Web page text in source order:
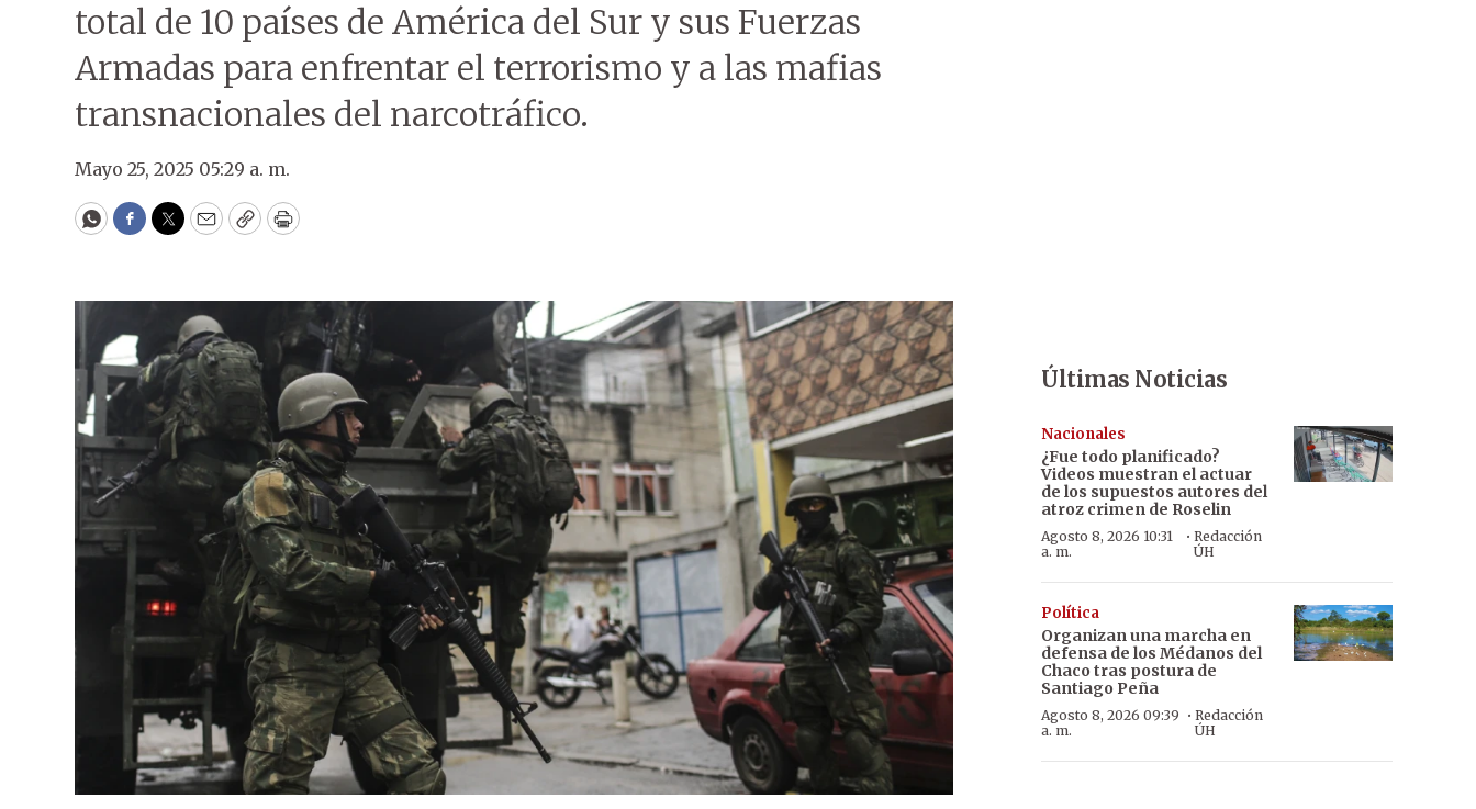
total de 10 países de América del Sur y sus Fuerzas
Armadas para enfrentar el terrorismo y a las mafias
transnacionales del narcotráfico.
Mayo 25, 2025 05:29 a. m.
WhatsApp
Facebook
Twitter
EmailCopyPrint
Últimas Noticias
Nacionales
¿Fue todo planificado?
Videos muestran el actuar
de los supuestos autores del
atroz crimen de Roselin
Agosto 8, 2026 10:31
a. m.
· Redacción
ÚH
Política
Organizan una marcha en
defensa de los Médanos del
Chaco tras postura de
Santiago Peña
Agosto 8, 2026 09:39
a. m.
·Redacción
ÚH